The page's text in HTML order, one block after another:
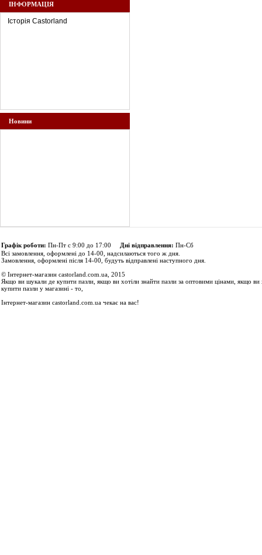
ІНФОРМАЦІЯ
Історія Castorland
Новини
Графік роботи: Пн-Пт с 9:00 до 17:00 Дні відправлення: Пн-Сб
Всі замовлення, оформлені до 14-00, надсилаються того ж дня.
Замовлення, оформлені після 14-00, будуть відправлені наступного дня.
© Інтернет-магазин castorland.com.ua, 2015
Якщо ви шукали де купити пазли, якщо ви хотіли знайти пазли за оптовими цінами, якщо ви
купити пазли у магазині - то,
Інтернет-магазин castorland.com.ua чекає на вас!